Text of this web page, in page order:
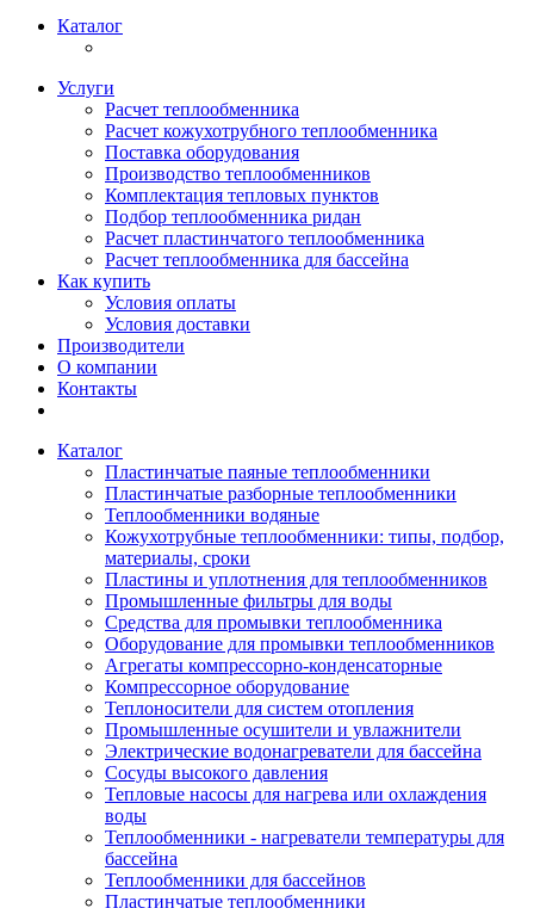
Каталог
Услуги
Расчет теплообменника
Расчет кожухотрубного теплообменника
Поставка оборудования
Производство теплообменников
Комплектация тепловых пунктов
Подбор теплообменника ридан
Расчет пластинчатого теплообменника
Расчет теплообменника для бассейна
Как купить
Условия оплаты
Условия доставки
Производители
О компании
Контакты
Каталог
Пластинчатые паяные теплообменники
Пластинчатые разборные теплообменники
Теплообменники водяные
Кожухотрубные теплообменники: типы, подбор,
материалы, сроки
Пластины и уплотнения для теплообменников
Промышленные фильтры для воды
Средства для промывки теплообменника
Оборудование для промывки теплообменников
Агрегаты компрессорно-конденсаторные
Компрессорное оборудование
Теплоносители для систем отопления
Промышленные осушители и увлажнители
Электрические водонагреватели для бассейна
Сосуды высокого давления
Тепловые насосы для нагрева или охлаждения
воды
Теплообменники - нагреватели температуры для
бассейна
Теплообменники для бассейнов
Пластинчатые теплообменники